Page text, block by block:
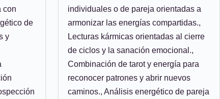
con
de
y
individuales o de pareja orientadas a
armonizar las energías compartidas.,
Lecturas kármicas orientadas al cierre
de ciclos y la sanación emocional.,
Combinación de tarot y energía para
reconocer patrones y abrir nuevos
caminos., Análisis energético de pareja